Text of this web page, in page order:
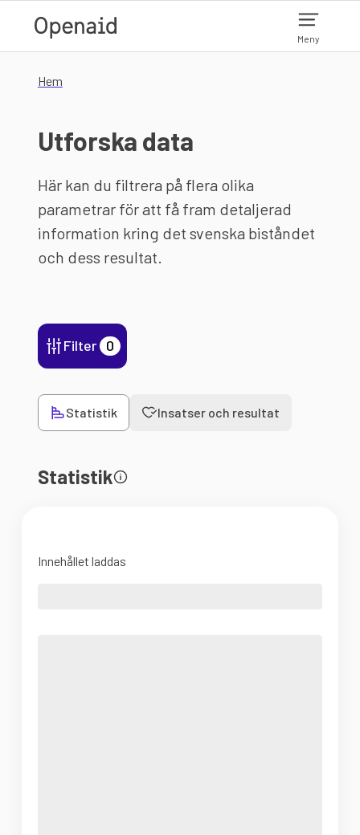
Meny
Hem
Utforska data
Här kan du filtrera på flera olika
parametrar för att få fram detaljerad
information kring det svenska biståndet
och dess resultat.
Filter 0
Statistik Insatser och resultat
Statistik
Innehållet laddas